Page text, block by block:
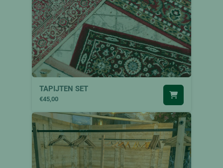
TAPIJTEN SET
€45,00